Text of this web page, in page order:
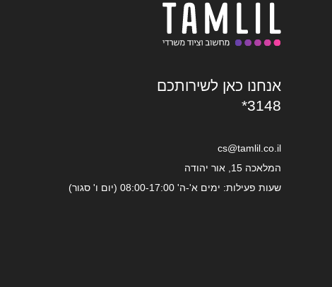
אנחנו כאן לשירותכם
*3148
cs@tamlil.co.il
המלאכה 15, אור יהודה
שעות פעילות: ימים א'-ה' 08:00-17:00 (יום ו' סגור)